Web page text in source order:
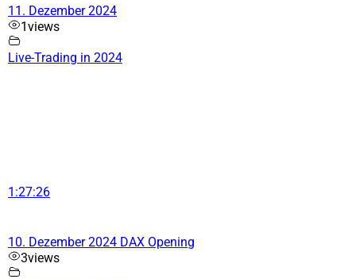
11. Dezember 2024
1views
Live-Trading in 2024
1:27:26
10. Dezember 2024 DAX Opening
3views